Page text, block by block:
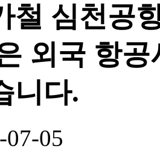
철 심천공
외국 항
니다.
07-05